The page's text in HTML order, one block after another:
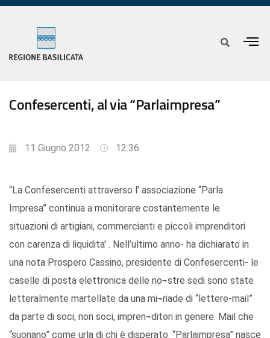
Confesercenti, al via “Parlaimpresa”
11 Giugno 2012 12:36
“La Confesercenti attraverso l’ associazione “Parla
Impresa” continua a monitorare costantemente le
situazioni di artigiani, commercianti e piccoli imprenditori
con carenza di liquidita' . Nell’ultimo anno- ha dichiarato in
una nota Prospero Cassino, presidente di Confesercenti- le
caselle di posta elettronica delle no¬stre sedi sono state
letteralmente martellate da una mi¬riade di “lettere-mail”
da parte di soci, non soci, impren¬ditori in genere. Mail che
“suonano” come urla di chi è disperato. “Parlaimpresa” nasce